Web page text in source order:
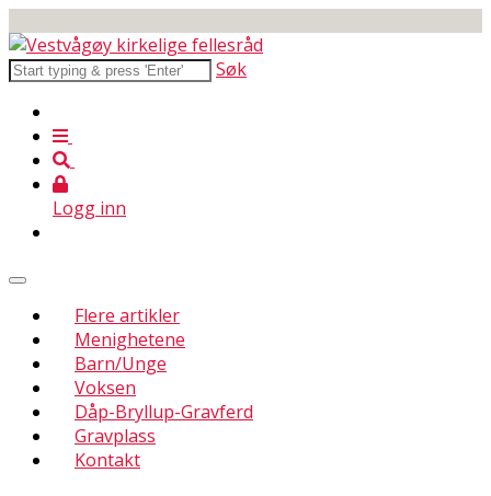
Søk
Logg inn
Flere artikler
Menighetene
Barn/Unge
Voksen
Dåp-Bryllup-Gravferd
Gravplass
Kontakt